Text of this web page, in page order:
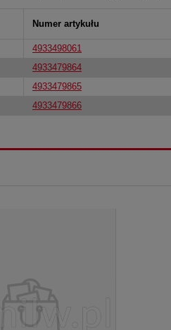
Numer artykułu
4933498061
4933479864
4933479865
4933479866